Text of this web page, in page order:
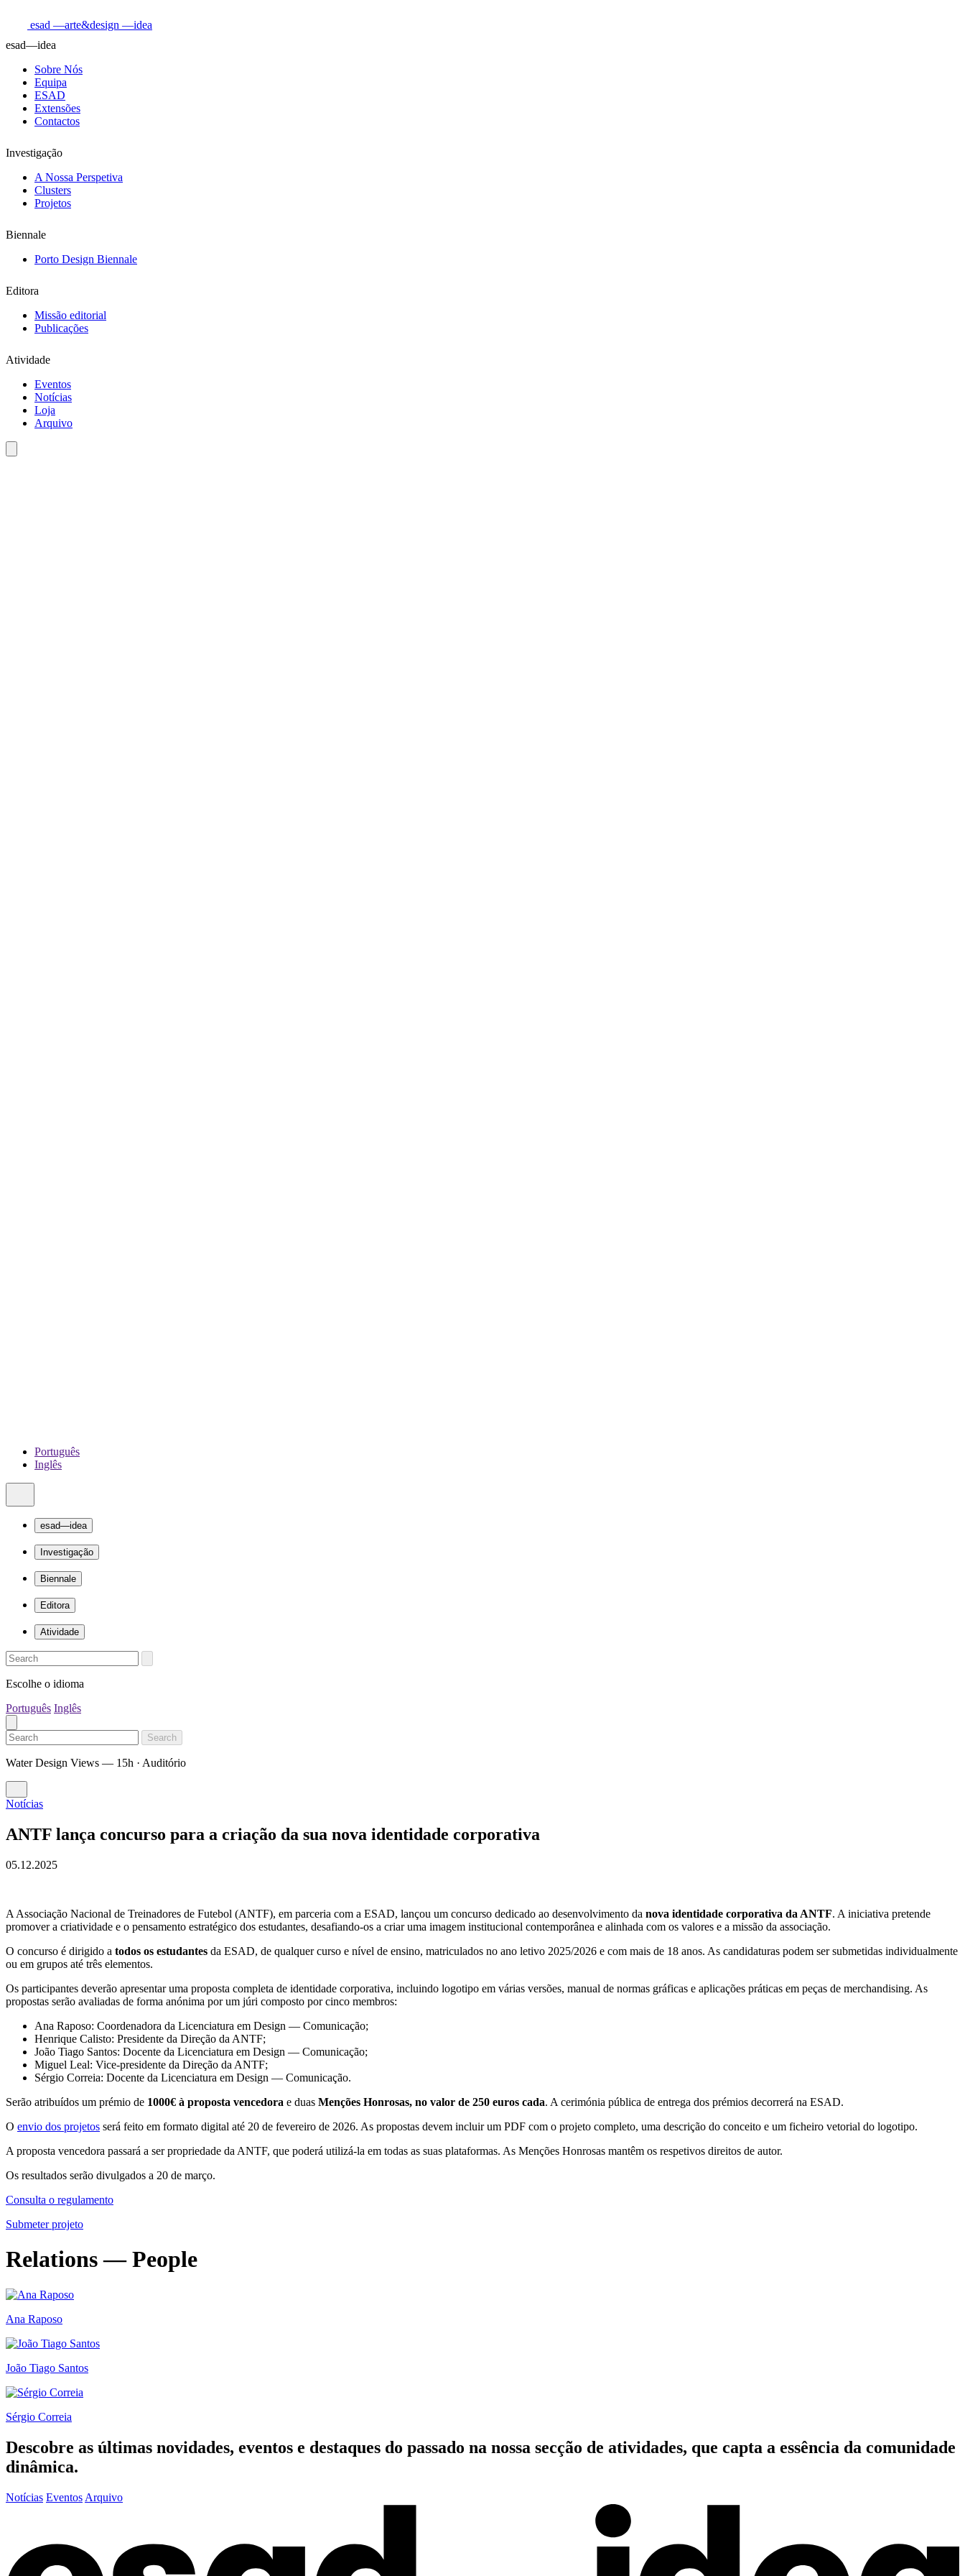
esad —arte&design —idea
esad—idea
Sobre Nós
Equipa
ESAD
Extensões
Contactos
Investigação
A Nossa Perspetiva
Clusters
Projetos
Biennale
Porto Design Biennale
Editora
Missão editorial
Publicações
Atividade
Eventos
Notícias
Loja
Arquivo
Português
Inglês
esad—idea
Investigação
Biennale
Editora
Atividade
Escolhe o idioma
Português Inglês
Search
Water Design Views — 15h · Auditório
Notícias
ANTF lança concurso para a criação da sua nova identidade corporativa
05.12.2025
A Associação Nacional de Treinadores de Futebol (ANTF), em parceria com a ESAD, lançou um concurso dedicado ao desenvolvimento da nova identidade corporativa da ANTF. A iniciativa pretende
promover a criatividade e o pensamento estratégico dos estudantes, desafiando-os a criar uma imagem institucional contemporânea e alinhada com os valores e a missão da associação.
O concurso é dirigido a todos os estudantes da ESAD, de qualquer curso e nível de ensino, matriculados no ano letivo 2025/2026 e com mais de 18 anos. As candidaturas podem ser submetidas individualmente
ou em grupos até três elementos.
Os participantes deverão apresentar uma proposta completa de identidade corporativa, incluindo logotipo em várias versões, manual de normas gráficas e aplicações práticas em peças de merchandising. As
propostas serão avaliadas de forma anónima por um júri composto por cinco membros:
Ana Raposo: Coordenadora da Licenciatura em Design — Comunicação;
Henrique Calisto: Presidente da Direção da ANTF;
João Tiago Santos: Docente da Licenciatura em Design — Comunicação;
Miguel Leal: Vice-presidente da Direção da ANTF;
Sérgio Correia: Docente da Licenciatura em Design — Comunicação.
Serão atribuídos um prémio de 1000€ à proposta vencedora e duas Menções Honrosas, no valor de 250 euros cada. A cerimónia pública de entrega dos prémios decorrerá na ESAD.
O envio dos projetos será feito em formato digital até 20 de fevereiro de 2026. As propostas devem incluir um PDF com o projeto completo, uma descrição do conceito e um ficheiro vetorial do logotipo.
A proposta vencedora passará a ser propriedade da ANTF, que poderá utilizá-la em todas as suas plataformas. As Menções Honrosas mantêm os respetivos direitos de autor.
Os resultados serão divulgados a 20 de março.
Consulta o regulamento
Submeter projeto
Relations — People
Ana Raposo
João Tiago Santos
Sérgio Correia
Descobre as últimas novidades, eventos e destaques do passado na nossa secção de atividades, que capta a essência da comunidade
dinâmica.
Notícias Eventos Arquivo